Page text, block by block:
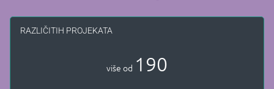
RAZLIČITIH PROJEKATA
više od 190